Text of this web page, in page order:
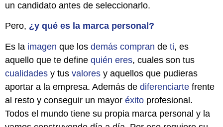
un candidato antes de seleccionarlo.
Pero, ¿y qué es la marca personal?
Es la imagen que los demás compran de ti, es
aquello que te define quién eres, cuales son tus
cualidades y tus valores y aquellos que pudieras
aportar a la empresa. Además de diferenciarte frente
al resto y conseguir un mayor éxito profesional.
Todos el mundo tiene su propia marca personal y la